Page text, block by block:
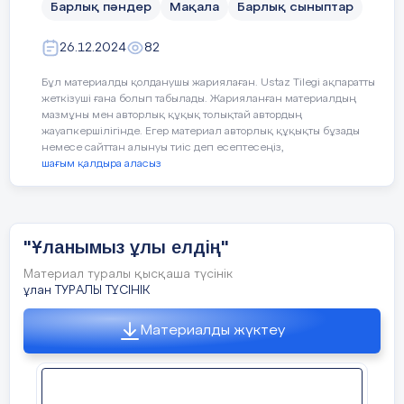
2:
Қандай екі нəрсе сабақты жақсарта алды (оқытуды да,
Сабақ барысында мен сынып немесе жекелеген
жетілдіруге көмектесетін не білдім?
Өлеңнің басты сипаттарын біліп
ал.Түсіндіріп айт.
Өлеңнің ұйқасы қалай құрылатынын
түсіндір.
«Ұланымыз ұлы елдің» өлеңіндегі
бірінші шумақтың ұйқасын сызбамен
ЕБҚ
оқушылар ант қабылдап, «Жас ұлан» ұйымының
әнұраны шырқалды.
«Аққозы «мектеп-бөбекжай-балабақша»
кешені» КММ-нің
тәлімгері Темірболат Гүлжайнар
Барлық пәндер Мақала Барлық сыныптар
26.12.2024 82
Бұл материалды қолданушы жариялаған. Ustaz Tilegi ақпаратты
жеткізуші ғана болып табылады. Жарияланған материалдың
мазмұны мен авторлық құқық толықтай автордың
жауапкершілігінде. Егер материал авторлық құқықты бұзады
немесе сайттан алынуы тиіс деп есептесеңіз,
шағым қалдыра аласыз
"Ұланымыз ұлы елдің"
Материал туралы қысқаша түсінік
ұлан ТУРАЛЫ ТҮСІНІК
Материалды жүктеу